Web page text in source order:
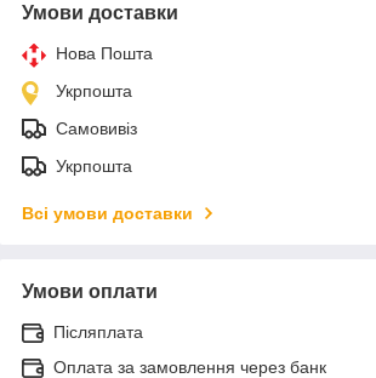
Умови доставки
Нова Пошта
Укрпошта
Самовивіз
Укрпошта
Всі умови доставки
Умови оплати
Післяплата
Оплата за замовлення через банк